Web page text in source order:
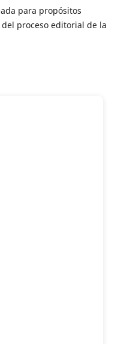
para propósitos
proceso editorial de la